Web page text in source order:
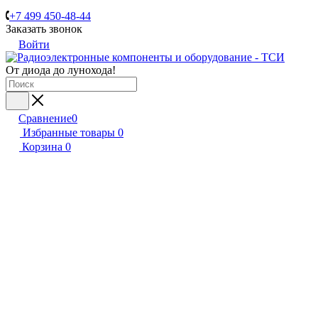
+7 499 450-48-44
Заказать звонок
Войти
От диода до лунохода!
Сравнение0
Избранные товары 0
Корзина 0